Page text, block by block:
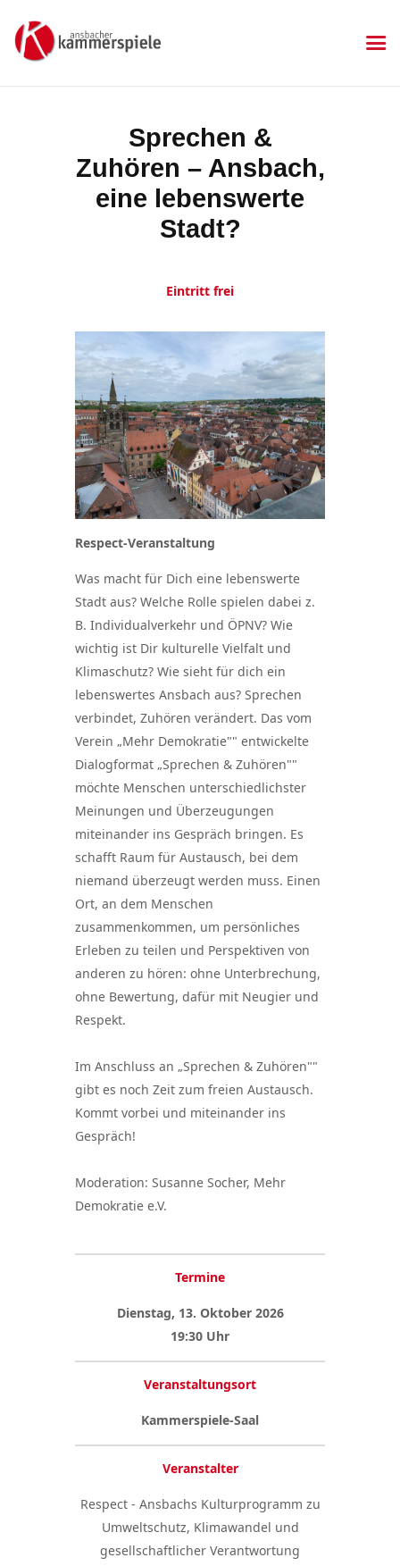
Sprechen &
Zuhören – Ansbach,
eine lebenswerte
Stadt?
KAMMERSPIELE
Aktuelles
Kartenkauf
Die Kammerspiele
Mitgliedschaft
Kontakt & Anfahrt
Datenschutzerklärung
Eintritt frei
Respect-Veranstaltung
Was macht für Dich eine lebenswerte
Stadt aus? Welche Rolle spielen dabei z.
B. Individualverkehr und ÖPNV? Wie
wichtig ist Dir kulturelle Vielfalt und
Klimaschutz? Wie sieht für dich ein
lebenswertes Ansbach aus? Sprechen
verbindet, Zuhören verändert. Das vom
Verein „Mehr Demokratie"" entwickelte
Dialogformat „Sprechen & Zuhören""
möchte Menschen unterschiedlichster
Meinungen und Überzeugungen
miteinander ins Gespräch bringen. Es
schafft Raum für Austausch, bei dem
niemand überzeugt werden muss. Einen
Ort, an dem Menschen
zusammenkommen, um persönliches
Erleben zu teilen und Perspektiven von
anderen zu hören: ohne Unterbrechung,
ohne Bewertung, dafür mit Neugier und
Respekt.
Im Anschluss an „Sprechen & Zuhören""
gibt es noch Zeit zum freien Austausch.
Kommt vorbei und miteinander ins
Gespräch!
Moderation: Susanne Socher, Mehr
Demokratie e.V.
Termine
Dienstag, 13. Oktober 2026
19:30 Uhr
Veranstaltungsort
Kammerspiele-Saal
Veranstalter
Respect - Ansbachs Kulturprogramm zu
Umweltschutz, Klimawandel und
gesellschaftlicher Verantwortung